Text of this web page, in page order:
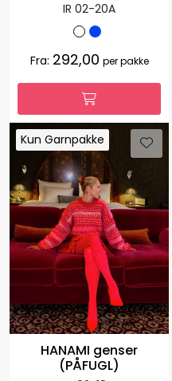
IR 02-20A
Fra: 292,00 per pakke
Kun Garnpakke
Kun Garnpakke
HANAMI genser
(PÅFUGL)